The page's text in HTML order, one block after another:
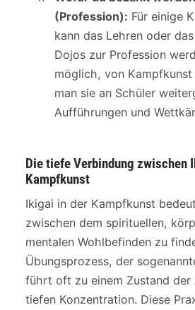
(Profession): Für einige
kann das Lehren oder
Dojos zur Profession
möglich, von
man sie an Schüler
Aufführungen und
Die tiefe Verbindung zwischen
Kampfkunst
Ikigai in der Kampfkunst
zwischen dem spirituellen,
mentalen Wohlbefinden zu
Übungsprozess, der
führt oft zu einem Zustand der
tiefen Konzentration. Diese